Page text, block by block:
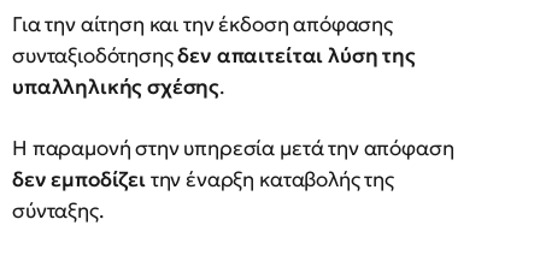
Για την αίτηση και την έκδοση απόφασης
συνταξιοδότησηςδεν απαιτείται λύση της
υπαλληλικής σχέσης.
Η παραμονή στην υπηρεσία μετά την απόφαση
δεν εμποδίζειτην έναρξη καταβολής της
σύνταξης.